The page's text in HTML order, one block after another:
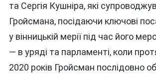
та Сергія Кушніра, які
Гройсмана, посідаючи ключові
у вінницькій мерії під час його
— в уряді та парламенті, коли
2020 років Гройсман послідовно